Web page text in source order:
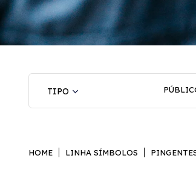
HOME LINHA SÍMBOLOS